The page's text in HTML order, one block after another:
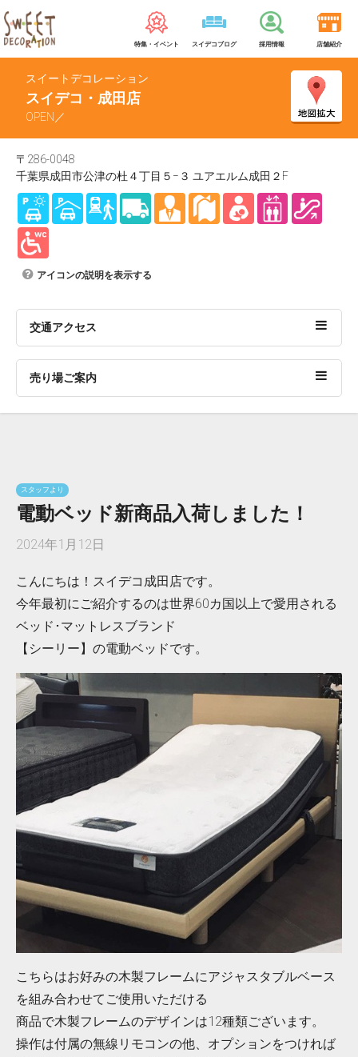
特集・イベント スイデコブログ 採用情報 店舗紹介
スイートデコレーション
スイデコ・成田店
OPEN／
〒286-0048
千葉県成田市公津の杜４丁目５−３ ユアエルム成田２F
アイコンの説明を表示する
交通アクセス
売り場ご案内
スタッフより
電動ベッド新商品入荷しました！
2024年1月12日
こんにちは！スイデコ成田店です。
今年最初にご紹介するのは世界60カ国以上で愛用される
ベッド･マットレスブランド
【シーリー】の電動ベッドです。
こちらはお好みの木製フレームにアジャスタブルベース
を組み合わせてご使用いただける
商品で木製フレームのデザインは12種類ございます。
操作は付属の無線リモコンの他、オプションをつければ